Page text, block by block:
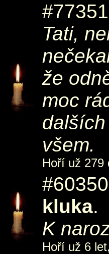
#77351
Tati,
že
moc
všem.
Hoří už 279
#60350
kluka.
K
Hoří už 6